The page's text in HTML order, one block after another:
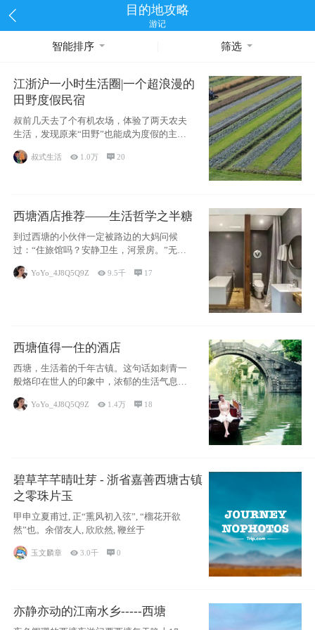
目的地攻略
游记
智能排序 筛选
江浙沪一小时生活圈|一个超浪漫的
田野度假民宿
叔前几天去了个有机农场，体验了两天农夫
生活，发现原来“田野”也能成为度假的主旋
律。江
叔式生活  1.0万 20
西塘酒店推荐——生活哲学之半糖
到过西塘的小伙伴一定被路边的大妈问候
过：“住旅馆吗？安静卫生，河景房。”无意
YoYo_4J8Q5Q9Z 9.5千  17
西塘值得一住的酒店
西塘，生活着的千年古镇。这句话如刺青一
般烙印在世人的印象中，浓郁的生活气息，
小桥流水
YoYo_4J8Q5Q9Z  1.4万  18
碧草芊芊晴吐芽 - 浙省嘉善西塘古镇
之零珠片玉
甲申立夏甫过, 正“熏风初入弦”, “榴花开欲
然”也。余偕友人, 欣欣然, 鞭丝于
玉文麟章  3.0千 0
亦静亦动的江南水乡-----西塘